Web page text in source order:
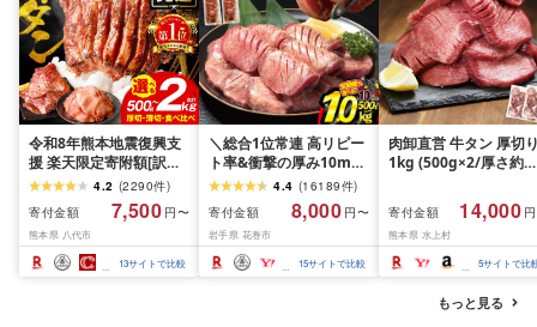
令和8年熊本地震復興支
援 楽天限定寄附額[訳あ
り]牛タン 500g〜2kg 肉
牛肉 訳あり 牛タン 冷凍
小分け 厚切り 薄切り 食
べ比べ 500g 1kg 1.5kg
2kg 牛 人気 ビーフ 牛た
ん ふるさと納税 ランキ
4.2 (2290件)
寄付金額
7,500 円〜
熊本県 八代市
13サイトで比較
＼総合1位常連 高リピー
ト率&衝撃の厚み10mm
厚切り牛タン 塩味/ ≪ス
ピード発送!!10営業日以
内発送≫ 選べる内容量
500g / 1kg 定期便 毎月
届く 牛肉 肉 BBQ ふるさ
と 人気 ランキング 岩手
4.4 (16189件)
寄付金額
8,000 円〜
岩手県 花巻市
15サイトで比較
肉卸直営 牛タン 厚切
1kg (500g×2/厚さ約
牛肉 焼肉 冷凍 スライ
業務用 バーベキュー
BBQ おつまみ ギフト
祝い お中元 夏ギフト
寄付金額 14,000
熊本県 水上村
5サイトで比
もっと見る